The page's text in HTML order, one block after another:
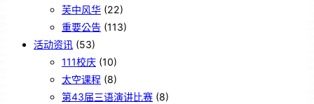
芙中风华 (22)
重要公告 (113)
活动资讯 (53)
111校庆 (10)
太空课程 (8)
第43届三语演讲比赛 (8)